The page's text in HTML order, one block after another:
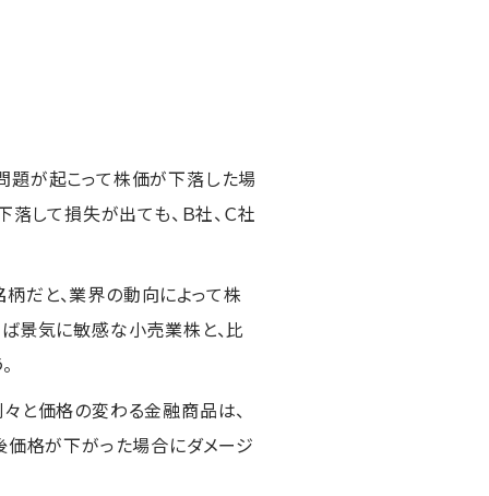
題が起こって株価が下落した場
落して損失が出ても、Ｂ社、Ｃ社
だと、業界の動向によって株
景気に敏感な小売業株と、比
と価格の変わる金融商品は、
価格が下がった場合にダメージ